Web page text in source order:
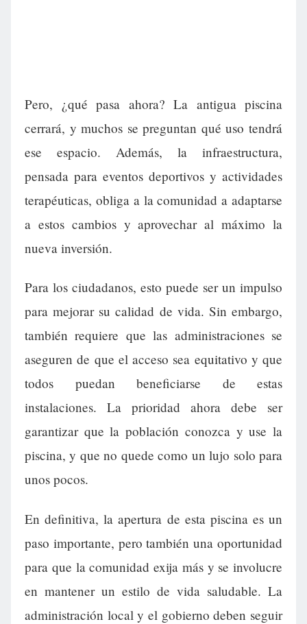
Pero, ¿qué pasa ahora? La antigua piscina
cerrará, y muchos se preguntan qué uso tendrá
ese espacio. Además, la infraestructura,
pensada para eventos deportivos y actividades
terapéuticas, obliga a la comunidad a adaptarse
a estos cambios y aprovechar al máximo la
nueva inversión.
Para los ciudadanos, esto puede ser un impulso
para mejorar su calidad de vida. Sin embargo,
también requiere que las administraciones se
aseguren de que el acceso sea equitativo y que
todos puedan beneficiarse de estas
instalaciones. La prioridad ahora debe ser
garantizar que la población conozca y use la
piscina, y que no quede como un lujo solo para
unos pocos.
En definitiva, la apertura de esta piscina es un
paso importante, pero también una oportunidad
para que la comunidad exija más y se involucre
en mantener un estilo de vida saludable. La
administración local y el gobierno deben seguir